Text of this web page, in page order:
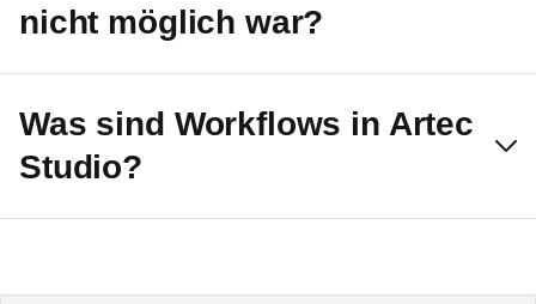
nicht möglich war?
Was sind Workflows in Artec
Studio?